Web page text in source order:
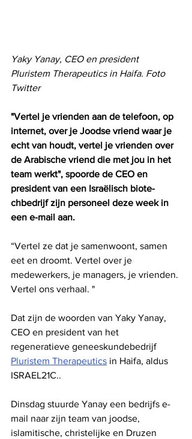
Yaky Yanay, CEO en president
Pluristem Therapeutics in Haifa. Foto
Twitter
"Vertel je vrienden aan de telefoon, op
internet, over je Joodse vriend waar je
echt van houdt, vertel je vrienden over
de Arabische vriend die met jou in het
team werkt", spoorde de CEO en
president van een Israëlisch biote-
chbedrijf zijn personeel deze week in
een e-mail aan.
“Vertel ze dat je samenwoont, samen
eet en droomt. Vertel over je
medewerkers, je managers, je vrienden.
Vertel ons verhaal. "
Dat zijn de woorden van Yaky Yanay,
CEO en president van het
regeneratieve geneeskundebedrijf
Pluristem Therapeutics in Haifa, aldus
ISRAEL21C..
Dinsdag stuurde Yanay een bedrijfs e-
mail naar zijn team van joodse,
islamitische, christelijke en Druzen